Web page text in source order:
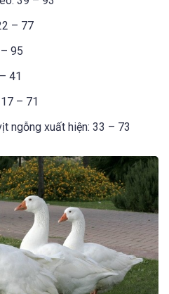
– 77
95
41
– 71
ngỗng xuất hiện: 33 – 73